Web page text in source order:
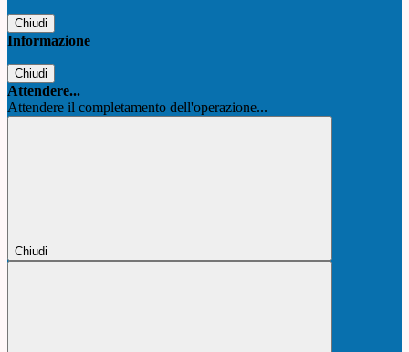
Chiudi
Informazione
Chiudi
Attendere...
Attendere il completamento dell'operazione...
Chiudi